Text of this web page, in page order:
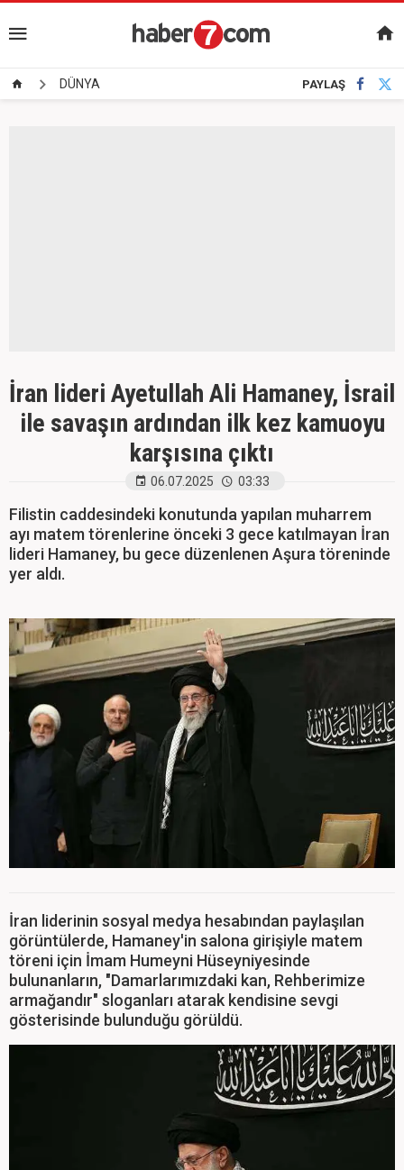
DÜNYA PAYLAŞ
İran lideri Ayetullah Ali Hamaney, İsrail
ile savaşın ardından ilk kez kamuoyu
karşısına çıktı
06.07.2025 03:33
Filistin caddesindeki konutunda yapılan muharrem
ayı matem törenlerine önceki 3 gece katılmayan İran
lideri Hamaney, bu gece düzenlenen Aşura töreninde
yer aldı.
İran liderinin sosyal medya hesabından paylaşılan
görüntülerde, Hamaney'in salona girişiyle matem
töreni için İmam Humeyni Hüseyniyesinde
bulunanların, "Damarlarımızdaki kan, Rehberimize
armağandır" sloganları atarak kendisine sevgi
gösterisinde bulunduğu görüldü.